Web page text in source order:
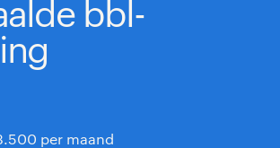
mijn carrière
bbl-
per maand